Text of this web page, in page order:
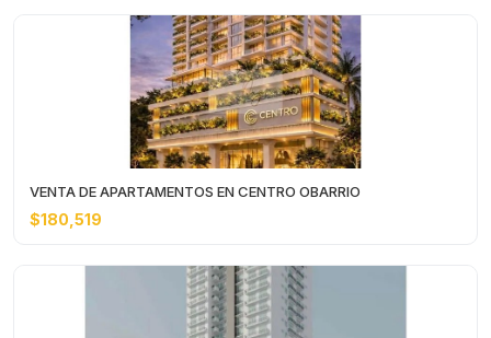
VENTA DE APARTAMENTOS EN CENTRO OBARRIO
$180,519